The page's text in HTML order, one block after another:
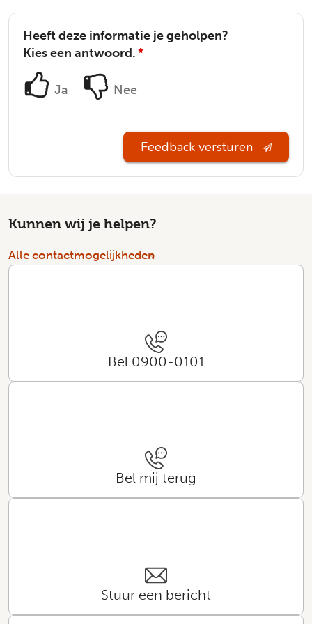
Heeft deze informatie je geholpen?
Kies een antwoord.*
Ja Nee
Feedback versturen
Kunnen wij je helpen?
Alle contactmogelijkheden
Bel 0900-0101
Bel mij terug
Stuur een bericht